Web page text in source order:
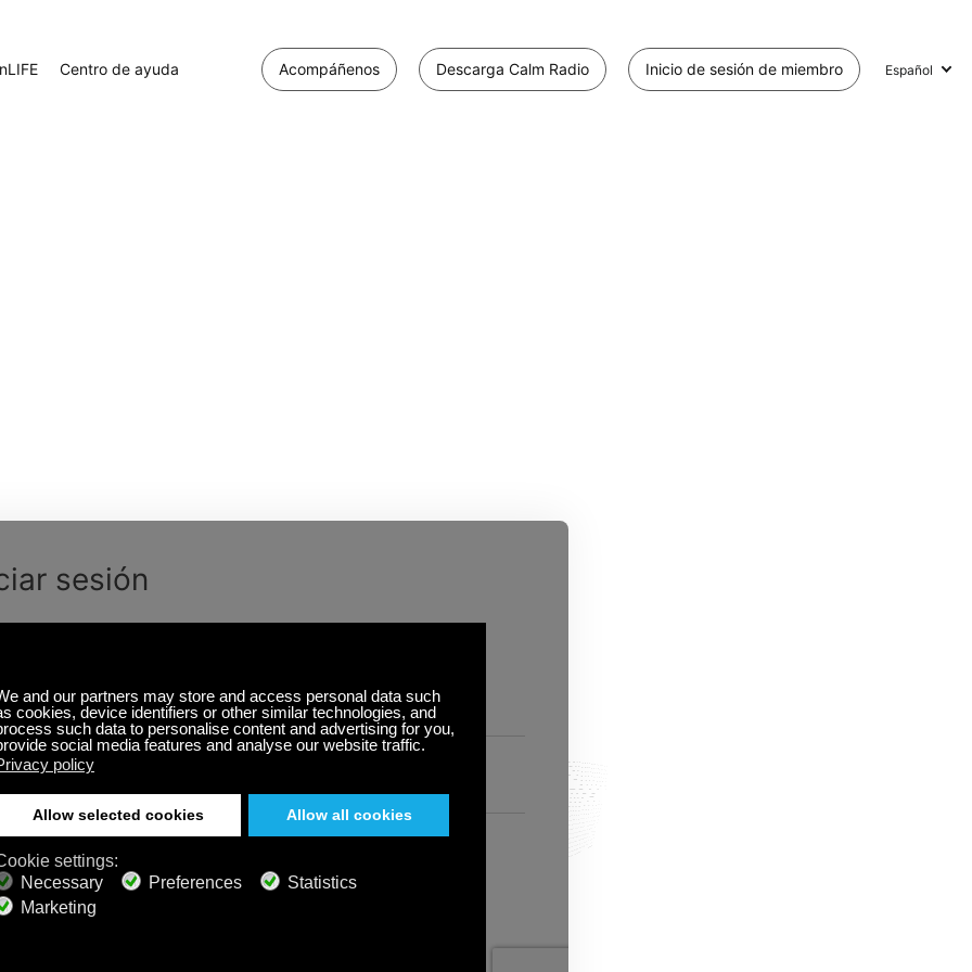
Centro de ayuda Acompáñenos Descarga Calm Radio Inicio de sesión de miembro Español
sesión
¿Olvidó su nombre
de usuario?